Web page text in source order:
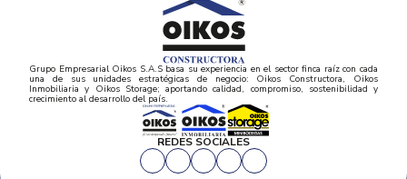
Grupo Empresarial Oikos S.A.S basa su experiencia en el sector finca raíz con cada
una de sus unidades estratégicas de negocio: Oikos Constructora, Oikos
Inmobiliaria y Oikos Storage; aportando calidad, compromiso, sostenibilidad y
crecimiento al desarrollo del país.
REDES SOCIALES